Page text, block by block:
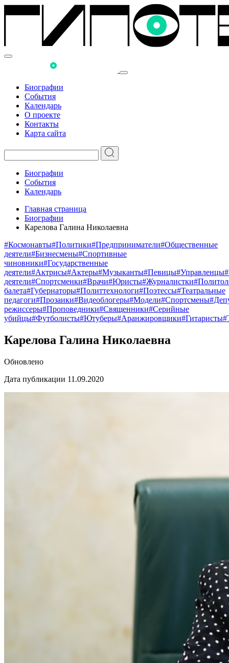
Биографии
События
Календарь
О проекте
Контакты
Карта сайта
Биографии
События
Календарь
Главная страница
Биографии
Карелова Галина Николаевна
#Космонавты#Политики#Предприниматели#Общественные
деятели#Бизнесмены#Спортивные
чиновники#Государственные
деятели#Актрисы#Актеры#Музыканты#Певицы#Управленцы
деятели#Спортсменки#Врачи#Юристы#Журналистки
балета#Губернаторы#Политтехнологи#Поэтессы#Театральные
педагоги#Прозаики#Видеоблогеры#Модели#Спортсмены
режиссеры#Проповедники#Священники#Серийные
убийцы#Футболисты#Ютуберы#Аранжировщики#Гитаристы
Карелова Галина Николаевна
Обновлено
Дата публикации 11.09.2020